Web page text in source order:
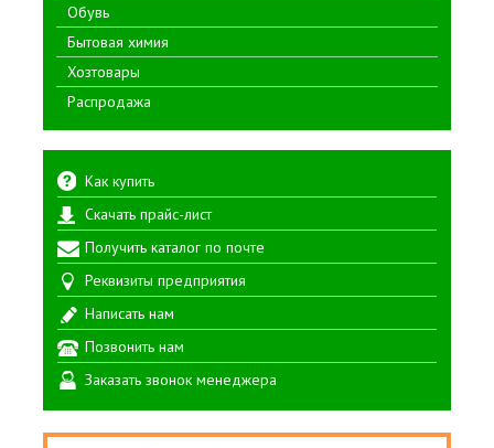
Обувь
Бытовая химия
Хозтовары
Распродажа
Как купить
Скачать прайс-лист
Получить каталог по почте
Реквизиты предприятия
Написать нам
Позвонить нам
Заказать звонок менеджера